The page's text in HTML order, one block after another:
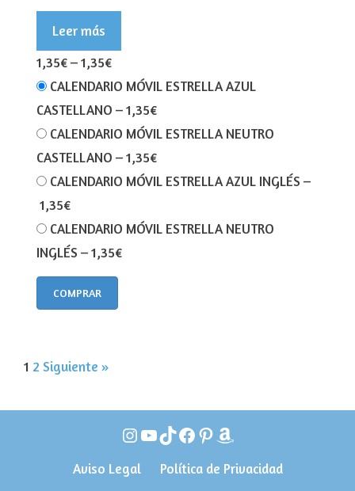
Leer más
1,35€–1,35€
CALENDARIO MÓVIL ESTRELLA AZUL
CASTELLANO –1,35€
CALENDARIO MÓVIL ESTRELLA NEUTRO
CASTELLANO –1,35€
CALENDARIO MÓVIL ESTRELLA AZUL INGLÉS –
1,35€
CALENDARIO MÓVIL ESTRELLA NEUTRO
INGLÉS –1,35€
COMPRAR
1 2 Siguiente »
Instagram
YouTube
TikTok
Facebook
Pinterest
Amazon
Aviso Legal Política de Privacidad